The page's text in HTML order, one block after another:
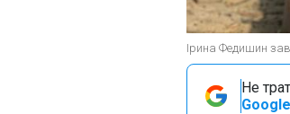
Ірина Федишин
Не
Google